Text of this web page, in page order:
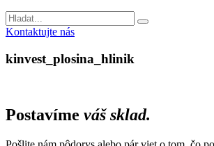
Vyhladavanie
Kontaktujte nás
kinvest_plosina_hlinik
Postavíme váš sklad.